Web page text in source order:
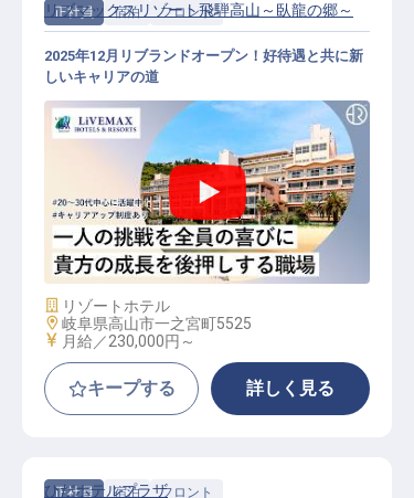
よくある質問
ホテル・宿泊業界情報コラム
転職サポートに申し込む
採用をお考えの企業様へ
正社員 宿泊 フロント
フロント│寮費0円／年間休日120日
／安定企業／未経験可／経験者歓迎
リブマックスリゾート飛騨高山～臥龍の郷～
2025年12月リブランドオープン！好待遇と共に新
しいキャリアの道
施設業態
リゾートホテル
勤務地
岐阜県高山市一之宮町5525
給与
月給／230,000円～
キープする 詳しく見る
正社員 宿泊 フロント
ひだホテルプラザ